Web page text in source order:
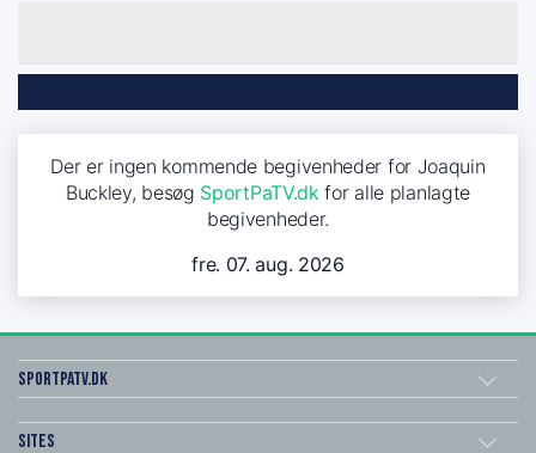
Der er ingen kommende begivenheder for Joaquin
Buckley, besøg SportPaTV.dk for alle planlagte
begivenheder.
fre. 07. aug. 2026
SportPaTV.dk
Sites